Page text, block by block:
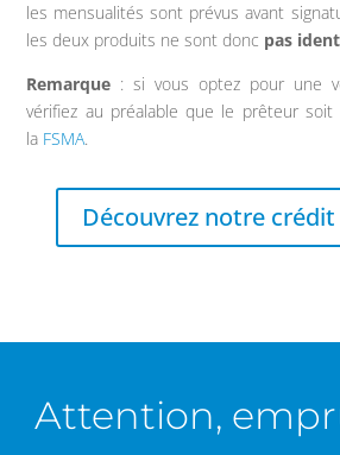
les mensualités sont prévus avant
les deux produits ne sont donc pas
Remarque : si vous optez pour une
vérifiez au préalable que le prêteur
la FSMA.
Découvrez notre
Attention,